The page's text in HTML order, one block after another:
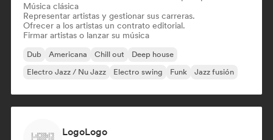
Música clásica
Representar artistas y gestionar sus carreras.
Ofrecer a los artistas un contrato editorial.
Firmar artistas o lanzar su música
Dub Americana Chill out
Deep house
Electro Jazz / Nu Jazz
Electro swing Funk Jazz fusión
LogoLogo